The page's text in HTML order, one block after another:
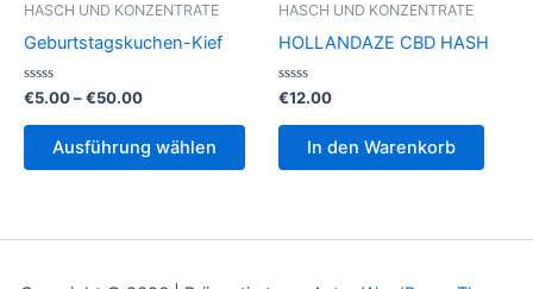
HASCH UND KONZENTRATE
Geburtstagskuchen-Kief
Bewertet
mit
0
€5.00–€50.00Preisspanne:
€50.00
Ausführung wählen
Dieses
Varianten
HASCH UND KONZENTRATE
HOLLANDAZE CBD HASH
Bewertet
mit
0
€12.00
In den Warenkorb